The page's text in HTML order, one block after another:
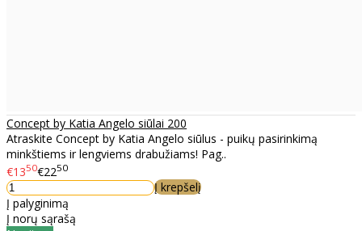
Concept by Katia Angelo siūlai 200
Atraskite Concept by Katia Angelo siūlus - puikų pasirinkimą
minkštiems ir lengviems drabužiams! Pag..
€1350€2250
Į krepšelį
Į palyginimą
Į norų sąrašą